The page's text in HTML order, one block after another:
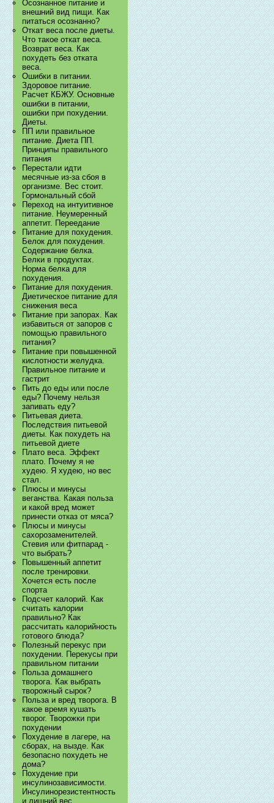
Осознанное питание и
внешний вид пищи. Как
питаться осознанно?
Откат веса после диеты.
Что такое откат веса.
Возврат веса. Как
похудеть без отката
веса.
Ошибки в питании.
Здоровое питание.
Расчет КБЖУ. Основные
ошибки в питании,
ошибки при похудении.
Диеты.
ПП или правильное
питание. Диета ПП.
Принципы правильного
питания
Перестали идти
месячные из-за сбоя в
организме. Вес стоит.
Гормональный сбой
Переход на интуитивное
питание. Неумеренный
аппетит. Переедание
Питание для похудения.
Белок для похудения.
Содержание белка.
Белки в продуктах.
Норма белка для
похудения.
Питание для похудения.
Диетическое питание для
снижения веса
Питание при запорах. Как
избавиться от запоров с
помощью правильного
питания?
Питание при повышенной
кислотности желудка.
Правильное питание и
гастрит
Пить до еды или после
еды? Почему нельзя
запивать еду?
Питьевая диета.
Последствия питьевой
диеты. Как похудеть на
питьевой диете
Плато веса. Эффект
плато. Почему я не
худею. Я худею, но вес
стал.
Плюсы и минусы
веганства. Какая польза
и какой вред может
принести отказ от мяса?
Плюсы и минусы
сахорозаменителей.
Стевия или фитпарад -
что выбрать?
Повышенный аппетит
после тренировки.
Хочется есть после
спорта
Подсчет калорий. Как
считать калории
правильно? Как
рассчитать калорийность
готового блюда?
Полезный перекус при
похудении. Перекусы при
правильном питании
Польза домашнего
творога. Как выбрать
творожный сырок?
Польза и вред творога. В
какое время кушать
творог. Творожки при
похудении
Похудение в лагере, на
сборах, на вызде. Как
безопасно похудеть не
дома?
Похудение при
инсулинозависимости.
Инсулинорезистентность
и лишний вес